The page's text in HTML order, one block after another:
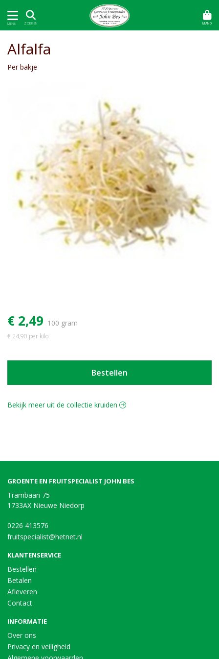
MENU ZOEKEN MAND
Alfalfa
Per bakje
€ 2,49 100 gram
€ 24,90 per kilo
Bestellen
Bekijk meer uit de collectie kruiden
GROENTE EN FRUITSPECIALIST JOHN BES
Trambaan 75
1733AX Nieuwe Niedorp
0226 413576
fruitspecialist@hetnet.nl
KLANTENSERVICE
Bestellen
Betalen
Afleveren
Contact
INFORMATIE
Over ons
Privacy en veiligheid